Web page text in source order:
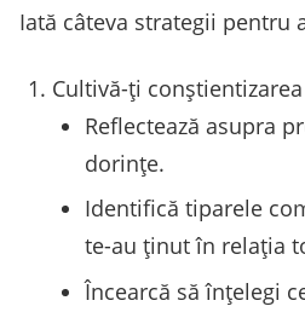
Iată câteva strategii pentru
Cultivă-ți
Reflectează asupra
dorințe.
Identifică tiparele
te-au ținut în relația
Încearcă să înțelegi